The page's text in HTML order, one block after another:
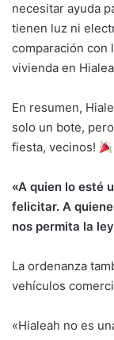
necesitar ayuda
tienen luz ni
comparación con
vivienda en
En resumen,
solo un bote,
fiesta, vecinos!
«A quien lo esté
felicitar. A
nos permita la
La ordenanza
vehículos
«Hialeah no es